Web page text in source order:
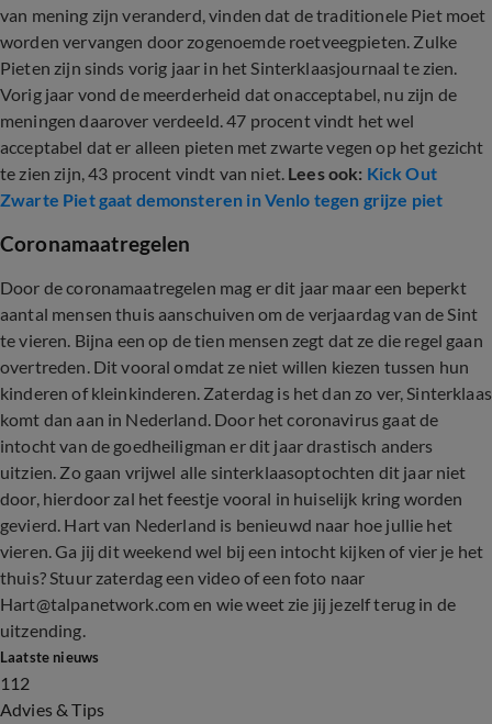
van mening zijn veranderd, vinden dat de traditionele Piet moet
worden vervangen door zogenoemde roetveegpieten. Zulke
Pieten zijn sinds vorig jaar in het Sinterklaasjournaal te zien.
Vorig jaar vond de meerderheid dat onacceptabel, nu zijn de
meningen daarover verdeeld. 47 procent vindt het wel
acceptabel dat er alleen pieten met zwarte vegen op het gezicht
te zien zijn, 43 procent vindt van niet. Lees ook: Kick Out
Zwarte Piet gaat demonsteren in Venlo tegen grijze piet
Coronamaatregelen
Door de coronamaatregelen mag er dit jaar maar een beperkt
aantal mensen thuis aanschuiven om de verjaardag van de Sint
te vieren. Bijna een op de tien mensen zegt dat ze die regel gaan
overtreden. Dit vooral omdat ze niet willen kiezen tussen hun
kinderen of kleinkinderen. Zaterdag is het dan zo ver, Sinterklaas
komt dan aan in Nederland. Door het coronavirus gaat de
intocht van de goedheiligman er dit jaar drastisch anders
uitzien. Zo gaan vrijwel alle sinterklaasoptochten dit jaar niet
door, hierdoor zal het feestje vooral in huiselijk kring worden
gevierd. Hart van Nederland is benieuwd naar hoe jullie het
vieren. Ga jij dit weekend wel bij een intocht kijken of vier je het
thuis? Stuur zaterdag een video of een foto naar
Hart@talpanetwork.com en wie weet zie jij jezelf terug in de
uitzending.
Laatste nieuws
112
Advies & Tips